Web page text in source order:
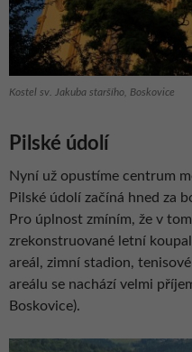
Kostel sv. Jakuba staršího, Boskovice
Pilské údolí
Nyní už opustíme centrum
Pilské údolí začíná hned za
Pro úplnost zmíním, že v
zrekonstruované letní
areál, zimní stadion,
areálu se nachází velmi
Boskovice).